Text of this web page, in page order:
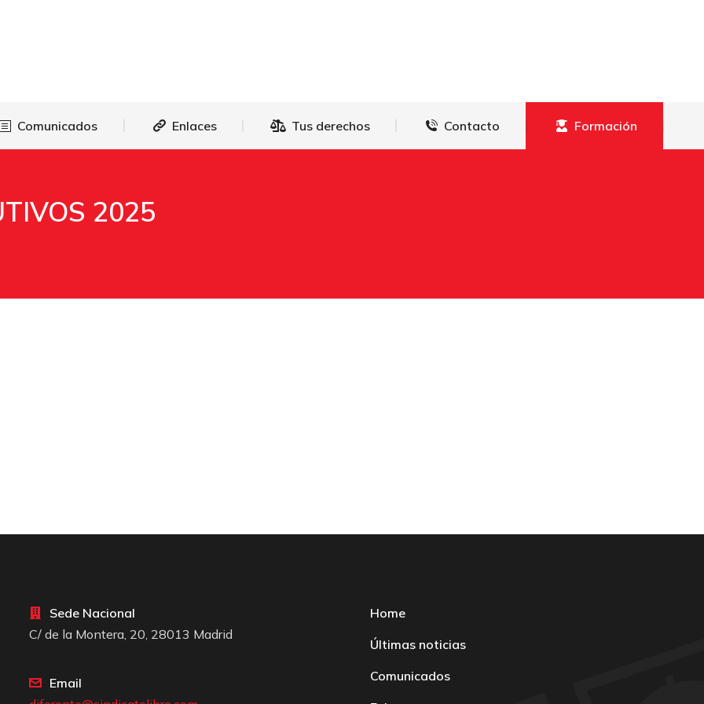
Comunicados Enlaces Tus derechos Contacto Formación
2025
Sede Nacional
C/ de la Montera, 20, 28013 Madrid
Email
Home
Últimas noticias
Comunicados